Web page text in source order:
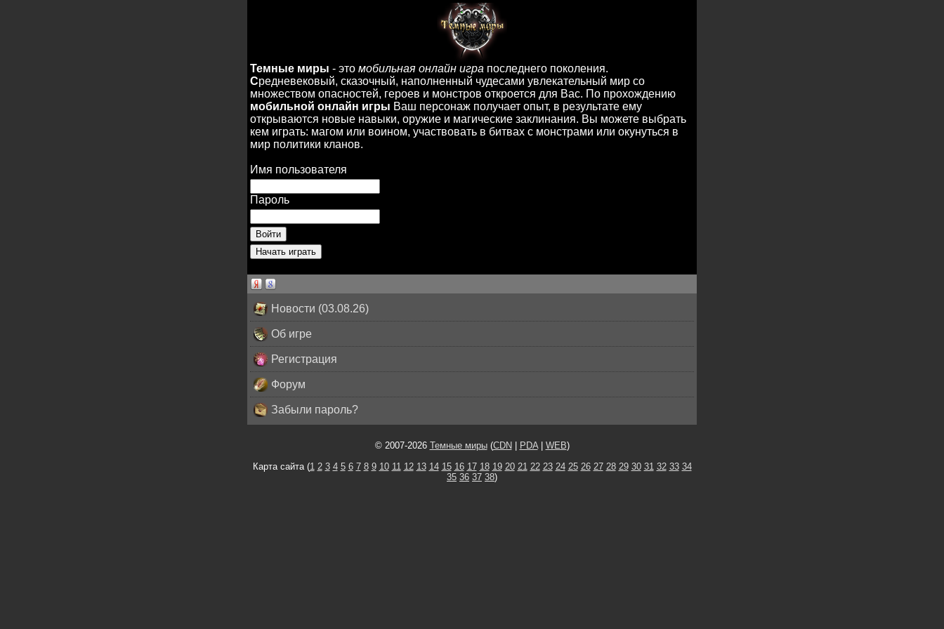
Темные миры - это мобильная онлайн игра последнего поколения.
Средневековый, сказочный, наполненный чудесами увлекательный мир со
множеством опасностей, героев и монстров откроется для Вас. По прохождению
мобильной онлайн игры Ваш персонаж получает опыт, в результате ему
открываются новые навыки, оружие и магические заклинания. Вы можете выбрать
кем играть: магом или воином, участвовать в битвах с монстрами или окунуться в
мир политики кланов.
Имя пользователя
Пароль
Новости (03.08.26)
Об игре
Регистрация
Форум
Забыли пароль?
© 2007-2026 Темные миры(CDN| PDA| WEB)
Карта сайта (1 2 3 4 5 6 7 8 9 10 11 12 13 14 15 16 17 18 19 20 21 22 23 24 25 26 27 28 29 30 31 32 33 34
35 36 37 38)